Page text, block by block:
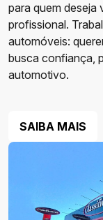
para quem deseja
profissional.
automóveis:
busca confiança,
automotivo.
SAIBA MAIS